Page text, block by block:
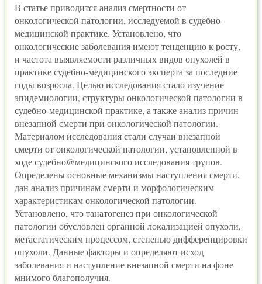
В статье приводится анализ смертности от
онкологической патологии, исследуемой в судебно-
медицинской практике. Установлено, что
онкологические заболевания имеют тенденцию к росту,
и частота выявляемости различных видов опухолей в
практике судебно-медицинского эксперта за последние
годы возросла. Целью исследования стало изучение
эпидемиологии, структуры онкологической патологии в
судебно-медицинской практике, а также анализ причин
внезапной смерти при онкологической патологии.
Материалом исследования стали случаи внезапной
смерти от онкологической патологии, установленной в
ходе судебно@медицинского исследования трупов.
Определены основные механизмы наступления смерти,
дан анализ причинам смерти и морфологическим
характеристикам онкологической патологии.
Установлено, что танатогенез при онкологической
патологии обусловлен органной локализацией опухоли,
метастатическим процессом, степенью дифференцировки
опухоли. Данные факторы и определяют исход
заболевания и наступление внезапной смерти на фоне
мнимого благополучия.